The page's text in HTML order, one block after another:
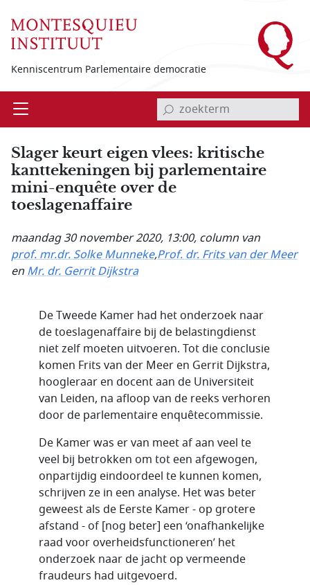
Kenniscentrum Parlementaire democratie
Open invoerveld zoekterm
Slager keurt eigen vlees: kritische
kanttekeningen bij parlementaire
mini-enquête over de
toeslagenaffaire
maandag 30 november 2020, 13:00, column van
prof. mr.dr. Solke Munneke,Prof. dr. Frits van der Meer
enMr. dr. Gerrit Dijkstra
De Tweede Kamer had het onderzoek naar
de toeslagenaffaire bij de belastingdienst
niet zelf moeten uitvoeren. Tot die conclusie
komen Frits van der Meer en Gerrit Dijkstra,
hoogleraar en docent aan de Universiteit
van Leiden, na afloop van de reeks verhoren
door de parlementaire enquêtecommissie.
De Kamer was er van meet af aan veel te
veel bij betrokken om tot een afgewogen,
onpartijdig eindoordeel te kunnen komen,
schrijven ze in een analyse. Het was beter
geweest als de Eerste Kamer - op grotere
afstand - of [nog beter] een ‘onafhankelijke
raad voor overheidsfunctioneren’ het
onderzoek naar de jacht op vermeende
fraudeurs had uitgevoerd.